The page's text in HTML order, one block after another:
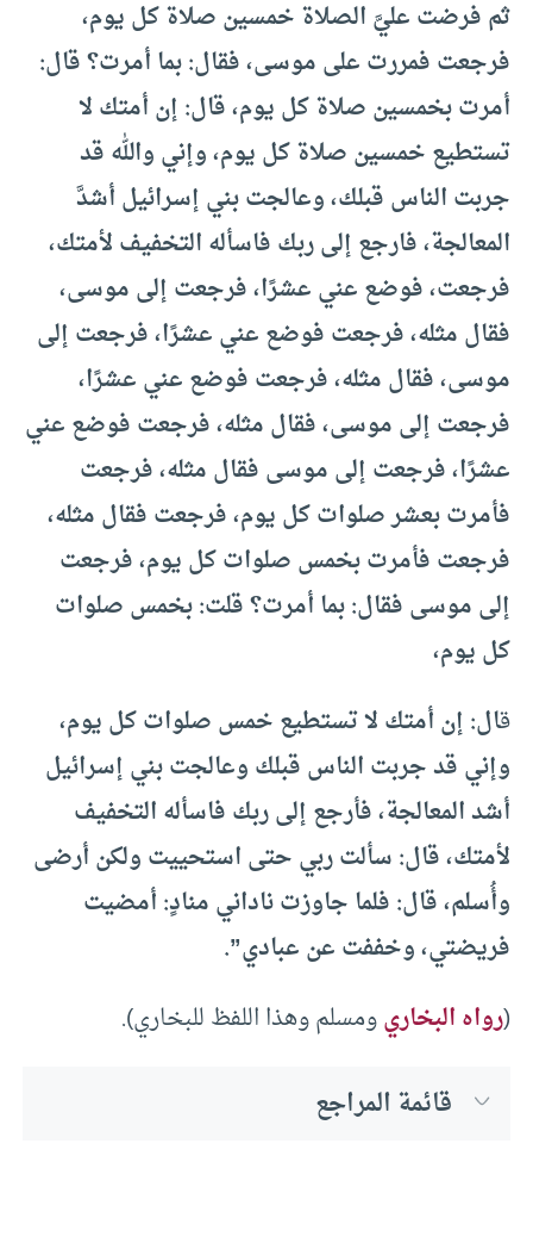
ثم فرضت عليَّ الصلاة خمسين صلاة كل يوم،
فرجعت فمررت على موسى، فقال: بما أمرت؟ قال:
أمرت بخمسين صلاة كل يوم، قال: إن أمتك لا
تستطيع خمسين صلاة كل يوم، وإني والله قد
جربت الناس قبلك، وعالجت بني إسرائيل أشدَّ
المعالجة، فارجع إلى ربك فاسأله التخفيف لأمتك،
فرجعت، فوضع عني عشرًا، فرجعت إلى موسى،
فقال مثله، فرجعت فوضع عني عشرًا، فرجعت إلى
موسى، فقال مثله، فرجعت فوضع عني عشرًا،
فرجعت إلى موسى، فقال مثله، فرجعت فوضع عني
عشرًا، فرجعت إلى موسى فقال مثله، فرجعت
فأمرت بعشر صلوات كل يوم، فرجعت فقال مثله،
فرجعت فأمرت بخمس صلوات كل يوم، فرجعت
إلى موسى فقال: بما أمرت؟ قلت: بخمس صلوات
كل يوم،
قال: إن أمتك لا تستطيع خمس صلوات كل يوم،
وإني قد جربت الناس قبلك وعالجت بني إسرائيل
أشد المعالجة، فأرجع إلى ربك فاسأله التخفيف
لأمتك، قال: سألت ربي حتى استحييت ولكن أرضى
وأُسلم، قال: فلما جاوزت ناداني منادٍ: أمضيت
فريضتي، وخففت عن عبادي”.
(رواه البخاريومسلم وهذا اللفظ للبخاري).
قائمة المراجع